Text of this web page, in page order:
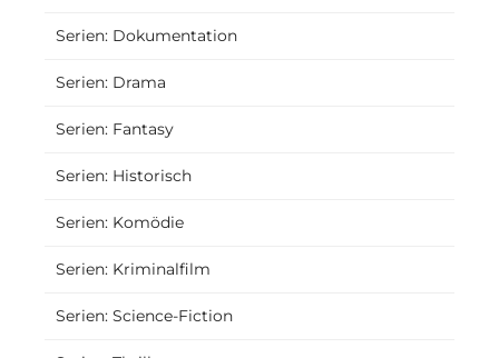
Serien: Dokumentation
Serien: Drama
Serien: Fantasy
Serien: Historisch
Serien: Komödie
Serien: Kriminalfilm
Serien: Science-Fiction